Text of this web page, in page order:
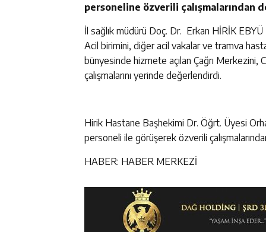
personeline özverili çalışmalarından
İl sağlık müdürü Doç. Dr. Erkan HİRİK EBYÜ
Acil birimini, diğer acil vakalar ve tramva
bünyesinde hizmete açılan Çağrı Merkezini,
çalışmalarını yerinde değerlendirdi.
Hirik Hastane Başhekimi Dr. Öğrt. Üyesi
personeli ile görüşerek özverili
HABER: HABER MERKEZİ